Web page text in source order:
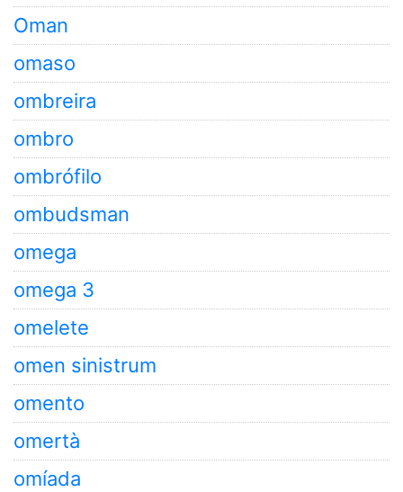
Oman
omaso
ombreira
ombro
ombrófilo
ombudsman
omega
omega 3
omelete
omen sinistrum
omento
omertà
omíada